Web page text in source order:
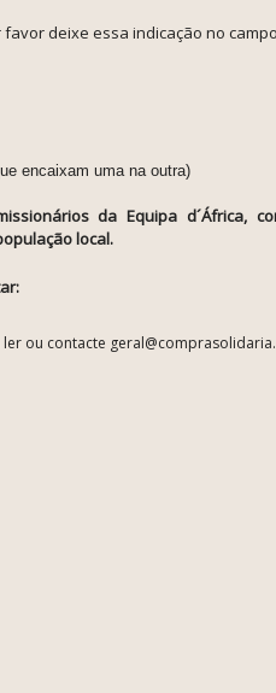
deixe essa indicação no
encaixam uma na outra)
da Equipa d´África,
local.
ler ou contacte